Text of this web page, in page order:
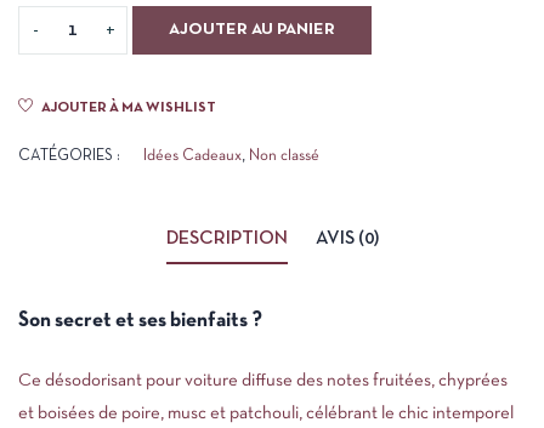
AJOUTER AU PANIER
AJOUTER À MA WISHLIST
CATÉGORIES : Idées Cadeaux, Non classé
DESCRIPTION AVIS (0)
Son secret et ses bienfaits ?
Ce désodorisant pour voiture diffuse des notes fruitées, chyprées
et boisées de poire, musc et patchouli, célébrant le chic intemporel